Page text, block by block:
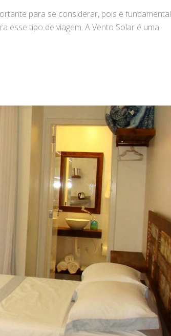
para se considerar, pois é fundamental
esse tipo de viagem. A Vento Solar é uma